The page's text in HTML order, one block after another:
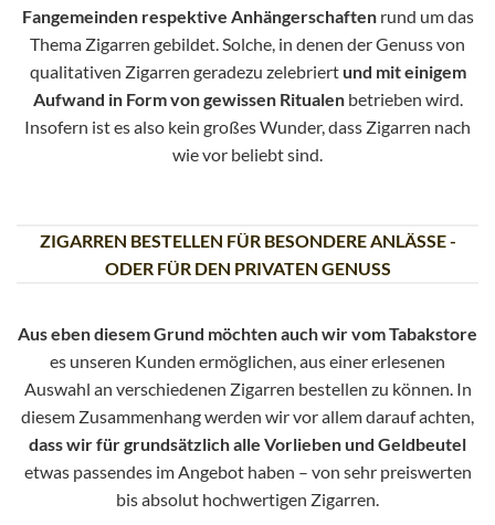
Fangemeinden respektive Anhängerschaftenrund um das
Thema Zigarren gebildet. Solche, in denen der Genuss von
qualitativen Zigarren geradezu zelebriert und mit einigem
Aufwand in Form von gewissen Ritualenbetrieben wird.
Insofern ist es also kein großes Wunder, dass Zigarren nach
wie vor beliebt sind.
ZIGARREN BESTELLEN FÜR BESONDERE ANLÄSSE -
ODER FÜR DEN PRIVATEN GENUSS
Aus eben diesem Grund möchten auch wir vom Tabakstore
es unseren Kunden ermöglichen, aus einer erlesenen
Auswahl an verschiedenen Zigarren bestellen zu können. In
diesem Zusammenhang werden wir vor allem darauf achten,
dass wir für grundsätzlich alle Vorlieben und Geldbeutel
etwas passendes im Angebot haben – von sehr preiswerten
bis absolut hochwertigen Zigarren.